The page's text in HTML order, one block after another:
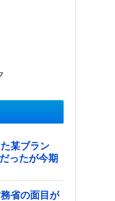
某ブラン
ったが今期
省の面目が